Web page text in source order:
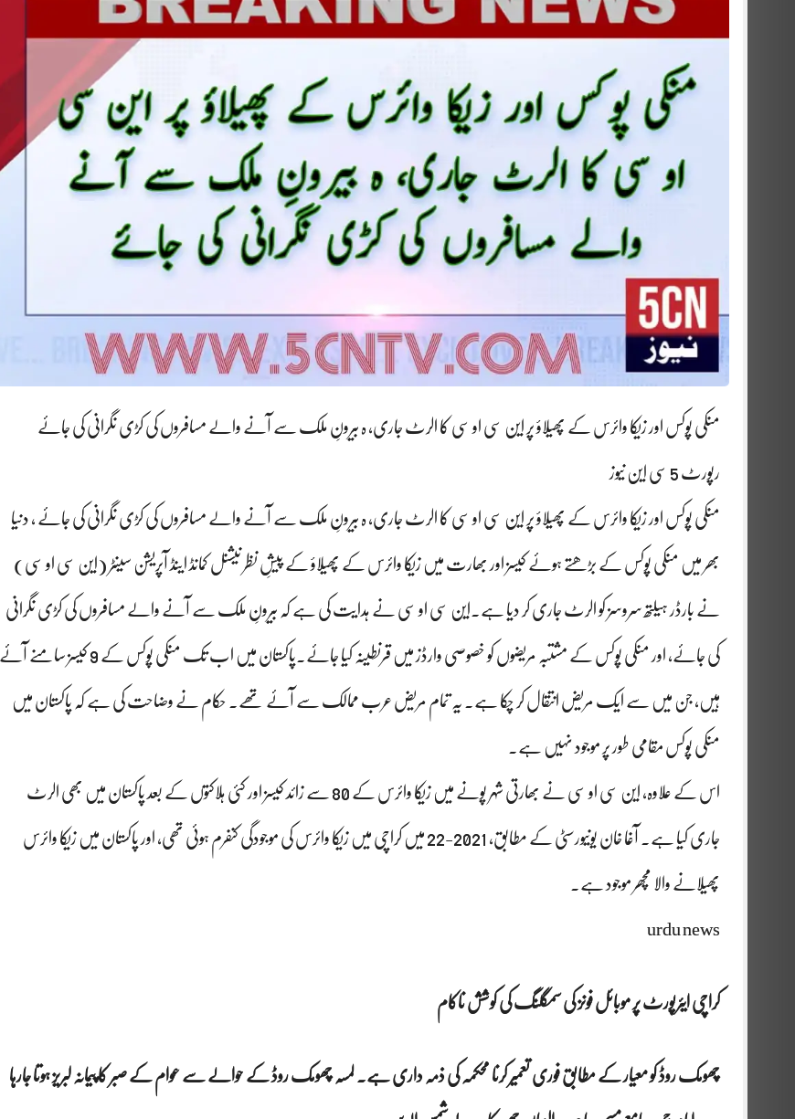
منکی پوکس اور زیکا وائرس کے پھیلاؤ پر این سی او سی کا الرٹ جاری، ہ بیرونِ ملک سے آنے والے مسافروں کی کڑی نگرانی کی جائے
رپورٹ 5 سی این نیوز
منکی پوکس اور زیکا وائرس کے پھیلاؤ پر این سی او سی کا الرٹ جاری، ہ بیرونِ ملک سے آنے والے مسافروں کی کڑی نگرانی کی جائے ، دنیا
بھر میں منکی پوکس کے بڑھتے ہوئے کیسز اور بھارت میں زیکا وائرس کے پھیلاؤ کے پیشِ نظر نیشنل کمانڈ اینڈ آپریشن سینٹر (این سی او سی)
نے بارڈر ہیلتھ سروسز کو الرٹ جاری کر دیا ہے۔این سی او سی نے ہدایت کی ہے کہ بیرونِ ملک سے آنے والے مسافروں کی کڑی نگرانی
کی جائے، اور منکی پوکس کے مشتبہ مریضوں کو خصوصی وارڈز میں قرنطینہ کیا جائے۔پاکستان میں اب تک منکی پوکس کے 9 کیسز سامنے آئے
ہیں، جن میں سے ایک مریض انتقال کر چکا ہے۔ یہ تمام مریض عرب ممالک سے آئے تھے۔ حکام نے وضاحت کی ہے کہ پاکستان میں
منکی پوکس مقامی طور پر موجود نہیں ہے۔
اس کے علاوہ، این سی او سی نے بھارتی شہر پونے میں زیکا وائرس کے 80 سے زائد کیسز اور کئی ہلاکتوں کے بعد پاکستان میں بھی الرٹ
جاری کیا ہے۔ آغا خان یونیورسٹی کے مطابق، 2021-22 میں کراچی میں زیکا وائرس کی موجودگی کنفرم ہوئی تھی، اور پاکستان میں زیکا وائرس
پھیلانے والا مچھر موجود ہے۔
urdu news
کراچی ایئرپورٹ پر موبائل فونز کی سمگلنگ کی کوشش ناکام
چھومک روڈ کو معیار کے مطابق فوری تعمیر کرنا محکمہ کی ذمہ داری ہے۔ لمسہ چھومک روڈ کے حوالے سے عوام کے صبر کا پیمانہ لبریز ہوتا جارہا